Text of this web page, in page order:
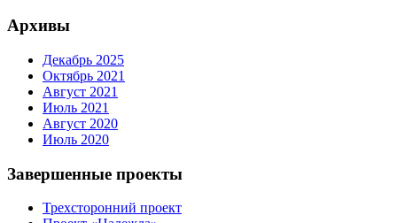
Архивы
Декабрь 2025
Октябрь 2021
Август 2021
Июль 2021
Август 2020
Июль 2020
Завершенные проекты
Трехсторонний проект